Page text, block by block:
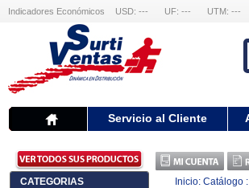
Indicadores Económicos USD: --- UF: --- UTM: ---
Servicio al Cliente
CATEGORIAS Inicio: Catálogo